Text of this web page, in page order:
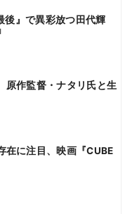
後』で異彩放つ田代輝
作監督・ナタリ氏と生
在に注目、映画『CUBE